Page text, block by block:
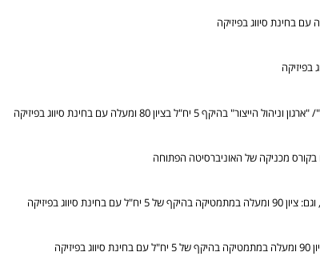
יח"ל בציון 80 ומעלה עם בחינת סיווג בפיזיקה